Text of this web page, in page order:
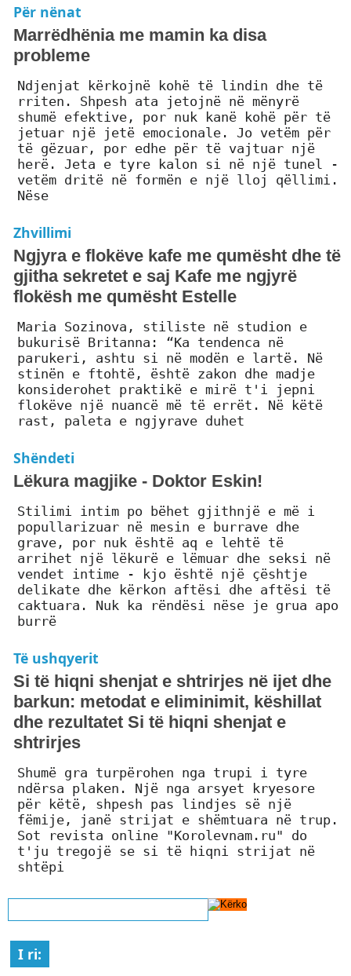
Për nënat
Marrëdhënia me mamin ka disa
probleme
Ndjenjat kërkojnë kohë të lindin dhe të
rriten. Shpesh ata jetojnë në mënyrë
shumë efektive, por nuk kanë kohë për të
jetuar një jetë emocionale. Jo vetëm për
të gëzuar, por edhe për të vajtuar një
herë. Jeta e tyre kalon si në një tunel -
vetëm dritë në formën e një lloj qëllimi.
Nëse
Zhvillimi
Ngjyra e flokëve kafe me qumësht dhe të
gjitha sekretet e saj Kafe me ngjyrë
flokësh me qumësht Estelle
Maria Sozinova, stiliste në studion e
bukurisë Britanna: “Ka tendenca në
parukeri, ashtu si në modën e lartë. Në
stinën e ftohtë, është zakon dhe madje
konsiderohet praktikë e mirë t'i jepni
flokëve një nuancë më të errët. Në këtë
rast, paleta e ngjyrave duhet
Shëndeti
Lëkura magjike - Doktor Eskin!
Stilimi intim po bëhet gjithnjë e më i
popullarizuar në mesin e burrave dhe
grave, por nuk është aq e lehtë të
arrihet një lëkurë e lëmuar dhe seksi në
vendet intime - kjo është një çështje
delikate dhe kërkon aftësi dhe aftësi të
caktuara. Nuk ka rëndësi nëse je grua apo
burrë
Të ushqyerit
Si të hiqni shenjat e shtrirjes në ijet dhe
barkun: metodat e eliminimit, këshillat
dhe rezultatet Si të hiqni shenjat e
shtrirjes
Shumë gra turpërohen nga trupi i tyre
ndërsa plaken. Një nga arsyet kryesore
për këtë, shpesh pas lindjes së një
fëmije, janë strijat e shëmtuara në trup.
Sot revista online "Korolevnam.ru" do
t'ju tregojë se si të hiqni strijat në
shtëpi
I ri: